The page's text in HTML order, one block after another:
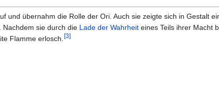
und übernahm die Rolle der Ori. Auch sie zeigte sich in Gestalt
Nachdem sie durch die Lade der Wahrheiteines Teils ihrer Macht
Flamme erlosch. [3]